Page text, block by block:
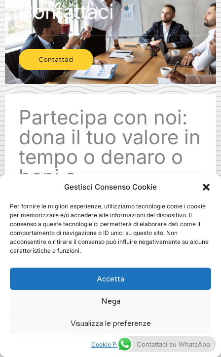
Gestisci Consenso Cookie
Per fornire le migliori esperienze, utilizziamo tecnologie come i cookie
per memorizzare e/o accedere alle informazioni del dispositivo. Il
consenso a queste tecnologie ci permetterà di elaborare dati come il
comportamento di navigazione o ID unici su questo sito. Non
acconsentire o ritirare il consenso può influire negativamente su alcune
caratteristiche e funzioni.
Accetta
Nega
Visualizza le preferenze
Cookie Policy
Contattaci
Contattaci
Partecipa con noi:
dona il tuo valore in
tempo o denaro o
beni o
specializzazioni.
Ti aspettiamo!
public fundraising come si fa a
Contattaci su WhatsApp